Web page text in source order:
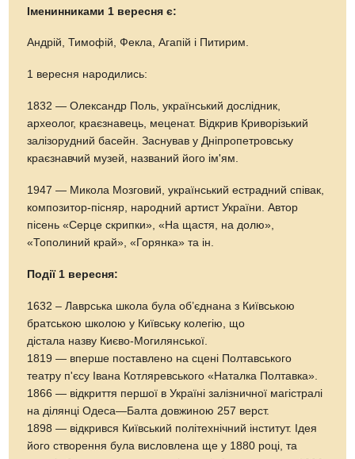
Іменинниками 1 вересня є:
Андрій, Тимофій, Фекла, Агапій і Питирим.
1 вересня народились:
1832 — Олександр Поль, український дослідник,
археолог, краєзнавець, меценат. Відкрив Криворізький
залізорудний басейн. Заснував у Дніпропетровську
краєзнавчий музей, названий його ім'ям.
1947 — Микола Мозговий, український естрадний співак,
композитор-пісняр, народний артист України. Автор
пісень «Серце скрипки», «На щастя, на долю»,
«Тополиний край», «Горянка» та ін.
Події 1 вересня:
1632 – Лаврська школа була об’єднана з Київською
братською школою у Київську колегію, що
дістала назву Києво-Могилянської.
1819 — вперше поставлено на сцені Полтавського
театру п'єсу Івана Котляревського «Наталка Полтавка».
1866 — відкриття першої в Україні залізничної магістралі
на ділянці Одеса—Балта довжиною 257 верст.
1898 — відкрився Київський політехнічний інститут. Ідея
його створення була висловлена ще у 1880 році, та